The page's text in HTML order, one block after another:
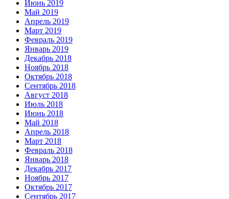
Июнь 2019
Май 2019
Апрель 2019
Март 2019
Февраль 2019
Январь 2019
Декабрь 2018
Ноябрь 2018
Октябрь 2018
Сентябрь 2018
Август 2018
Июль 2018
Июнь 2018
Май 2018
Апрель 2018
Март 2018
Февраль 2018
Январь 2018
Декабрь 2017
Ноябрь 2017
Октябрь 2017
Сентябрь 2017